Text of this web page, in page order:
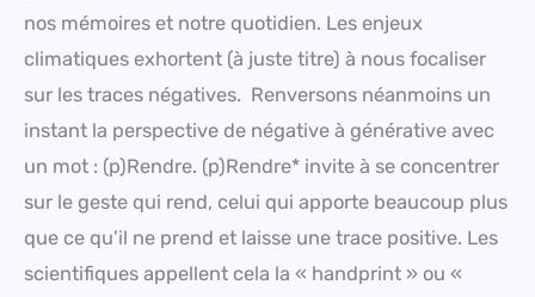
nos mémoires et notre quotidien. Les enjeux
climatiques exhortent (à juste titre) à nous focaliser
sur les traces négatives. Renversons néanmoins un
instant la perspective de négative à générative avec
un mot : (p)Rendre. (p)Rendre* invite à se concentrer
sur le geste qui rend, celui qui apporte beaucoup plus
que ce qu’il ne prend et laisse une trace positive. Les
scientifiques appellent cela la « handprint » ou «